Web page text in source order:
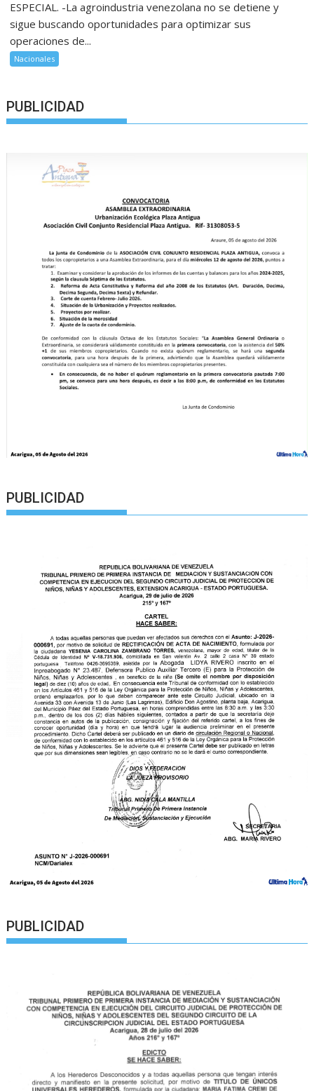
ESPECIAL. -La agroindustria venezolana no se detiene y
sigue buscando oportunidades para optimizar sus
operaciones de...
Nacionales
PUBLICIDAD
PUBLICIDAD
PUBLICIDAD